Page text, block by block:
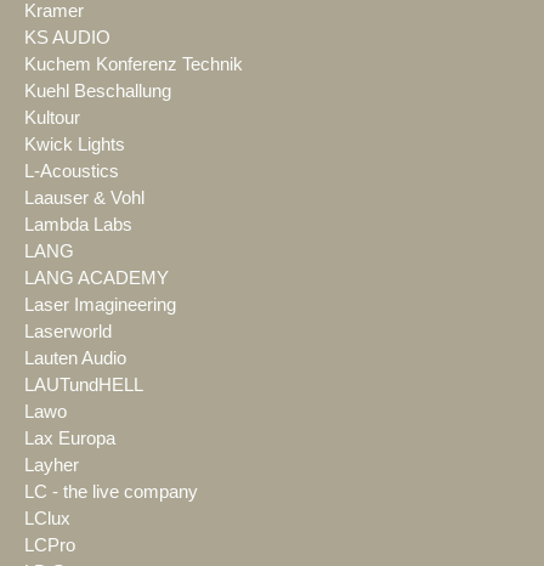
Kramer
KS AUDIO
Kuchem Konferenz Technik
Kuehl Beschallung
Kultour
Kwick Lights
L-Acoustics
Laauser & Vohl
Lambda Labs
LANG
LANG ACADEMY
Laser Imagineering
Laserworld
Lauten Audio
LAUTundHELL
Lawo
Lax Europa
Layher
LC - the live company
LClux
LCPro